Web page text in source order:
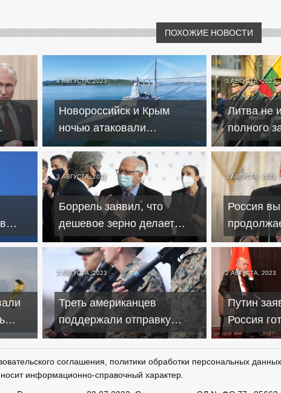
ПОХОЖИЕ НОВОСТИ
4 АВГУСТА, 2023
Новороссийск и Крым
ночью атаковали
беспилотники ВСУ – жертв
нет
3 АВГУСТА, 2023
Литва не
полного
с
"Вагнер"
–
3 АВГУСТА, 2023
Боррель заявил, что
дешевое зерно делает
третьи страны зависимыми
от России
3 АВГУСТА, 2023
Россия
Песков
2 АВГУСТА, 2023
Треть американцев
поддержали отправку
военных на Украину –
2 АВГУСТА, 2023
Путин
Россия
зерновой
соглашения, политики обработки персональных
информационно-справочный характер.